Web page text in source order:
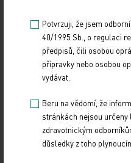
Onkologické patero:
stagnuje
13. 7. 2026
Jaké změny mohou
Rybář představuje
Regionální centra mají
Potvrzuji, že jsem
40/1995 Sb., o regulaci
předpisů, čili osobou
přípravky nebo osobou
vydávat.
Beru na vědomí, že
stránkách nejsou
zdravotnickým
důsledky z toho